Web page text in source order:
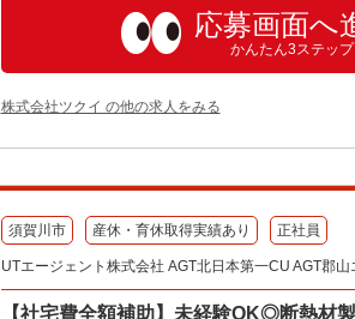
応募画面へ
かんたん3ステップ
株式会社ツクイ の他の求人をみる
須賀川市 産休・育休取得実績あり 正社員
UTエージェント株式会社 AGT北日本第一CU AGT郡山
【社宅費全額補助】未経験OK◎断熱材